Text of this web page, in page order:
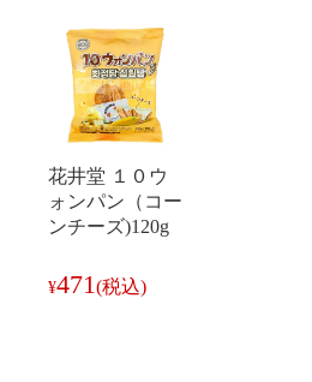
花井堂 １０ウ
ォンパン（コー
ンチーズ)120g
¥471(税込)